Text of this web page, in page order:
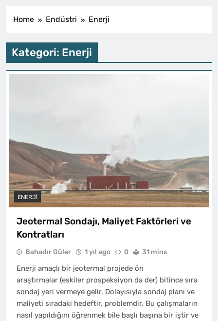
Home Endüstri Enerji
Kategori: Enerji
ENERJI
Jeotermal Sondajı, Maliyet Faktörleri ve
Kontratları
Bahadır Güler 1 yıl ago 0 31 mins
Enerji amaçlı bir jeotermal projede ön
araştırmalar (eskiler prospeksiyon da der) bitince sıra
sondaj yeri vermeye gelir. Dolayısıyla sondaj planı ve
maliyeti sıradaki hedeftir, problemdir. Bu çalışmaların
nasıl yapıldığını öğrenmek bile başlı başına bir iştir ve